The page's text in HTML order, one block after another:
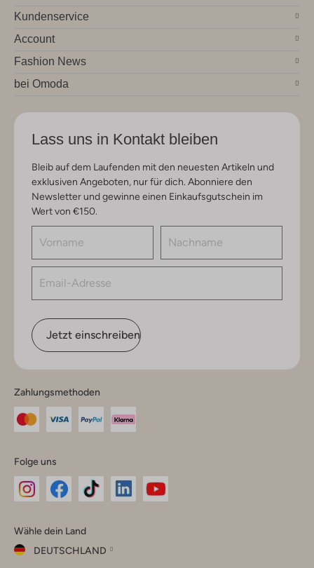
Kundenservice
Account
Fashion News
bei Omoda
Lass uns in Kontakt bleiben
Bleib auf dem Laufenden mit den neuesten Artikeln und
exklusiven Angeboten, nur für dich. Abonniere den
Newsletter und gewinne einen Einkaufsgutschein im
Wert von €150.
Jetzt einschreiben
Zahlungsmethoden
Folge uns
Instagram
Facebook
TikTok
Wähle dein Land
DEUTSCHLAND